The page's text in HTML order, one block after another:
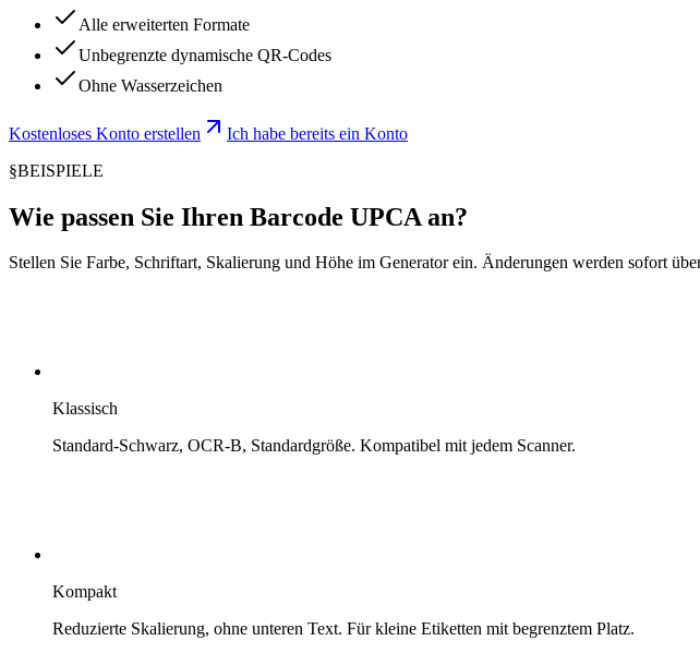
Alle erweiterten Formate
Unbegrenzte dynamische QR-Codes
Ohne Wasserzeichen
Kostenloses Konto erstellen
Ich habe bereits ein Konto
§BEISPIELE
Wie passen Sie Ihren Barcode UPCA an?
Stellen Sie Farbe, Schriftart, Skalierung und Höhe im Generator ein. Änderungen werden sofort
Klassisch
Standard-Schwarz, OCR-B, Standardgröße. Kompatibel mit jedem Scanner.
Kompakt
Reduzierte Skalierung, ohne unteren Text. Für kleine Etiketten mit begrenztem Platz.